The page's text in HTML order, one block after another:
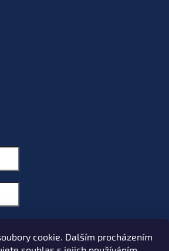
cookie. Dalším procházením
heslo